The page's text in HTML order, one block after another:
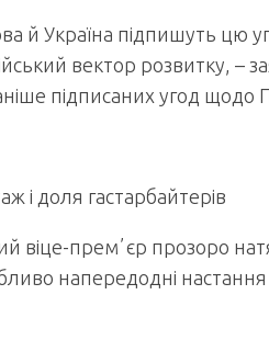
й Україна підпишуть цю
вектор розвитку, –
підписаних угод щодо
і доля гастарбайтерів
віце-премʼєр прозоро
напередодні